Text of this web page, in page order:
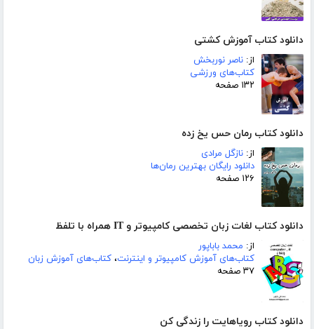
دانلود کتاب آموزش کشتی
از: ناصر نوربخش
کتاب‌های ورزشی
۱۳۲ صفحه
دانلود کتاب رمان حس یخ زده
از: نازگل مرادی
دانلود رایگان بهترین رمان‌ها
۱۲۶ صفحه
دانلود کتاب لغات زبان تخصصی کامپیوتر و IT همراه با تلفظ
از: محمد باباپور
کتاب‌های آموزش کامپیوتر و اینترنت، کتاب‌های آموزش زبان
۳۷ صفحه
دانلود کتاب رویاهایت را زندگی کن